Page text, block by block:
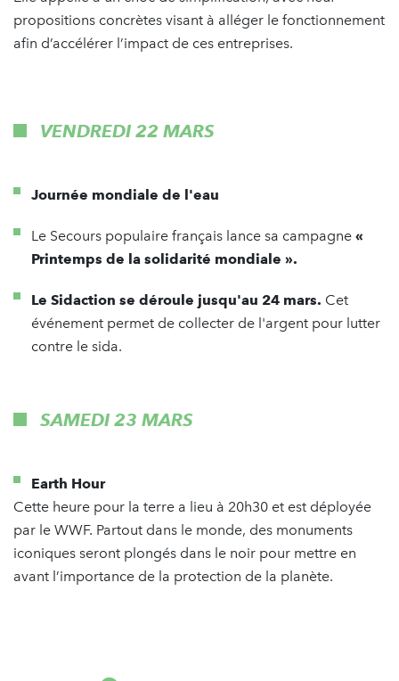
propositions concrètes visant à alléger le fonctionnement
afin d’accélérer l’impact de ces entreprises.
VENDREDI 22 MARS
Journée mondiale de l'eau
Le Secours populaire français lance sa campagne «
Printemps de la solidarité mondiale ».
Le Sidaction se déroule jusqu'au 24 mars. Cet
événement permet de collecter de l'argent pour lutter
contre le sida.
SAMEDI 23 MARS
Earth Hour
Cette heure pour la terre a lieu à 20h30 et est déployée
par le WWF. Partout dans le monde, des monuments
iconiques seront plongés dans le noir pour mettre en
avant l’importance de la protection de la planète.